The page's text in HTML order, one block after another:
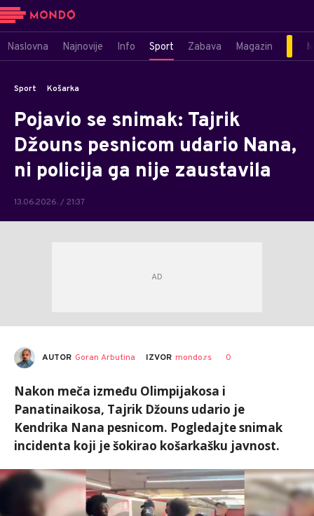
Naslovna Najnovije Info Sport Zabava Magazin
Sport Košarka
Pojavio se snimak: Tajrik
Džouns pesnicom udario Nana,
ni policija ga nije zaustavila
13.06.2026. / 21:37
AUTOR Goran Arbutina IZVOR mondo.rs 0
Nakon meča između Olimpijakosa i
Panatinaikosa, Tajrik Džouns udario je
Kendrika Nana pesnicom. Pogledajte snimak
incidenta koji je šokirao košarkašku javnost.